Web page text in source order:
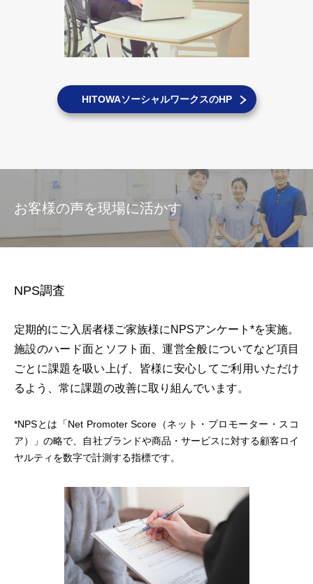
HITOWAソーシャルワークスのHP
お客様の声を現場に活かす
NPS調査
定期的にご入居者様ご家族様にNPSアンケート*を実施。
施設のハード面とソフト面、運営全般についてなど項目
ごとに課題を吸い上げ、皆様に安心してご利用いただけ
るよう、常に課題の改善に取り組んでいます。
*NPSとは「Net Promoter Score（ネット・プロモーター・スコ
ア）」の略で、自社ブランドや商品・サービスに対する顧客ロイ
ヤルティを数字で計測する指標です。